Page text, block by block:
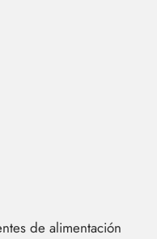
de alimentación